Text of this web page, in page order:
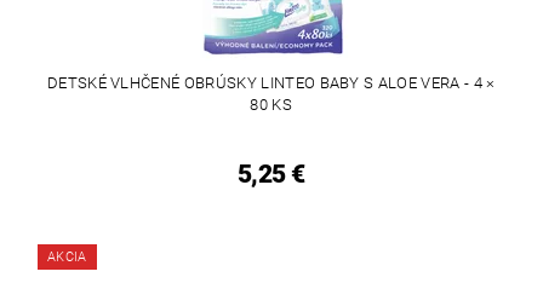
DETSKÉ VLHČENÉ OBRÚSKY LINTEO BABY S ALOE VERA - 4 ×
80 KS
5,25 €
AKCIA